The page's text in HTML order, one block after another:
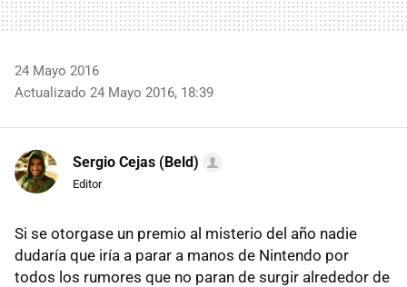
24 Mayo 2016
Actualizado 24 Mayo 2016, 18:39
Sergio Cejas (Beld)
Editor
Si se otorgase un premio al misterio del año nadie
dudaría que iría a parar a manos de Nintendo por
todos los rumores que no paran de surgir alrededor de